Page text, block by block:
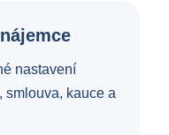
nastavení
smlouva, kauce a